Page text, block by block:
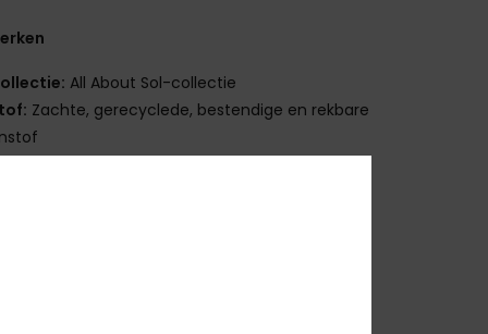
All About Sol-collectie
Zachte, gerecyclede, bestendige en rekbare